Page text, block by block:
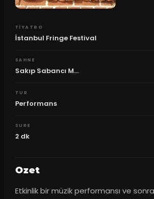
TIYATRO
İstanbul Fringe Festival
SAHNE
Sakıp Sabancı M...
TUR
Performans
SURE
2 dk
Ozet
Etkinlik bir müzik performansı ve